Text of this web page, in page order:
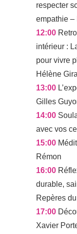
respecter
empathie –
12:00
intérieur :
pour vivre
Hélène
13:00
Gilles
14:00
avec vos
15:00
Rémon
16:00
durable,
Repères
17:00
Xavier